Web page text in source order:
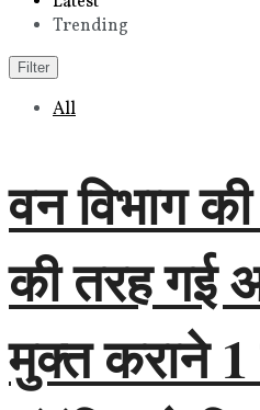
Trending
Filter
All
वन विभाग
की तरह गई
मुक्त कराने